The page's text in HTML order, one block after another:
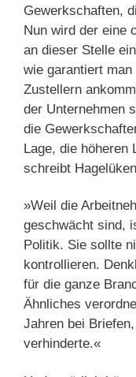
Gewerkschaften,
Nun wird der eine
an dieser Stelle
wie garantiert
Zustellern
der Unternehmen
die
Lage, die höheren
schreibt
»Weil die
geschwächt sind,
Politik. Sie sollte
kontrollieren.
für die ganze
Ähnliches
Jahren bei
verhinderte.«